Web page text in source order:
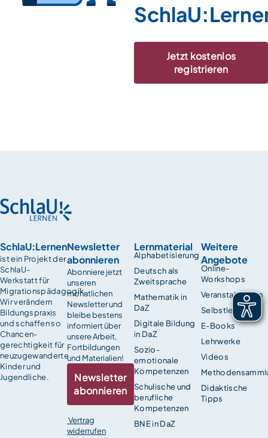
Jetzt kostenlos
registrieren
SchlaU:Lernen
ist ein Projekt der
SchlaU-
Werkstatt für
Migrationspädagogik.
Wir verändern
Bildungspraxis
und schaffen so
Chancen­
gerechtigkeit für
neuzugewanderte
Kinder und
Jugendliche.
Lernmaterial
Alphabetisierung
Deutsch als
Zweitsprache
Mathematik in
DaZ
Digitale Bildung
in DaZ
Sozio-
emotionale
Kompetenzen
Schulische und
berufliche
Kompetenzen
BNE in DaZ
Weitere
Angebote
Online-
Workshops
Veranstaltungen
Selbstlernkurse
E-Books
Lehrwerke
Videos
Didaktische
Tipps
Newsletter
abonnieren
Abonniere jetzt
unseren
monatlichen
Newsletter und
bleibe bestens
informiert über
unsere Arbeit,
Fortbildungen
und Materialien!
Newsletter
abonnieren
Vertrag
widerrufen